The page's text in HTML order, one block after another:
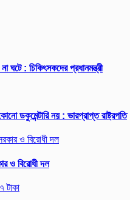
ঘটে : চিকিৎসকদের প্রধানমন্ত্রী
ডকুমেন্টারি নয় : ভারপ্রাপ্ত রাষ্ট্রপতি
ও বিরোধী দল